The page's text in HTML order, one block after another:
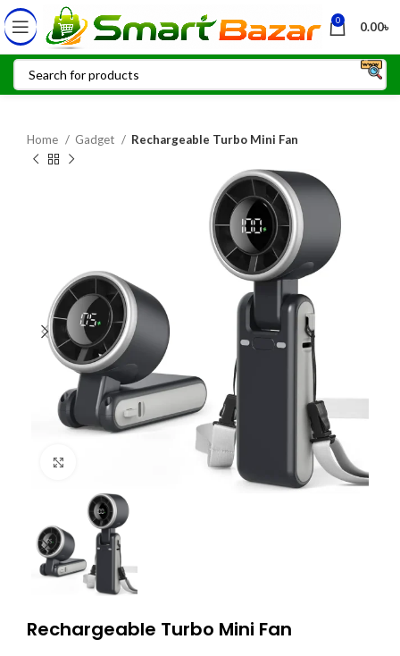
0 0.00৳
Home Gadget Rechargeable Turbo Mini Fan
Rechargeable Turbo Mini Fan